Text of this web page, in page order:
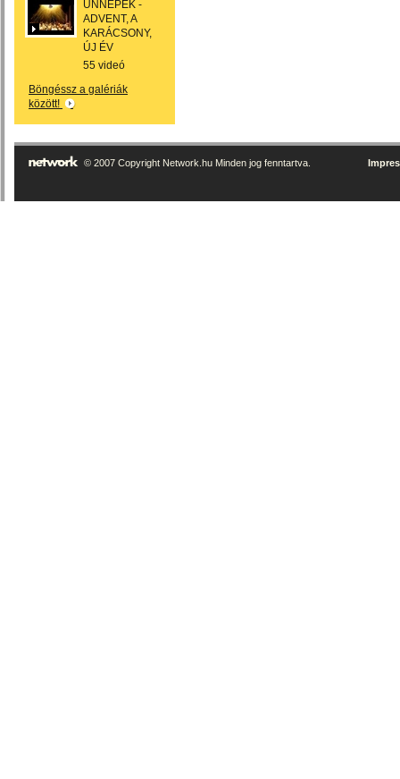
ÜNNEPEK -
ADVENT, A
KARÁCSONY,
ÚJ ÉV
55 videó
Böngéssz a galériák
között!
© 2007 Copyright Network.hu Minden jog fenntartva.